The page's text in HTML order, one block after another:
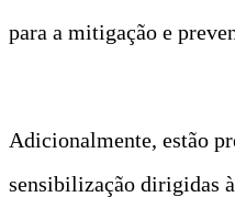
para a mitigação e
Adicionalmente, estão
sensibilização dirigidas